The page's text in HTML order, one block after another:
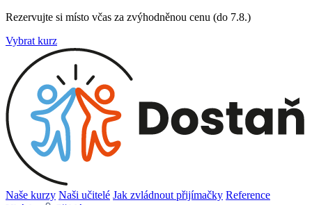
Rezervujte si místo včas za zvýhodněnou cenu (do 7.8.)
Vybrat kurz
Naše kurzy Naši učitelé Jak zvládnout přijímačky Reference